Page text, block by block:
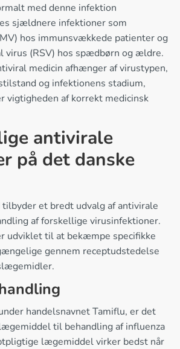
med denne infektion
sjældnere infektioner som
hos immunsvækkede patienter og
virus (RSV) hos spædbørn og ældre.
medicin afhænger af virustypen,
og infektionens stadium,
vigtigheden af korrekt medicinsk
antivirale
på det danske
tilbyder et bredt udvalg af antivirale
af forskellige virusinfektioner.
udviklet til at bekæmpe specifikke
gennem receptudstedelse
handelsnavnet Tamiflu, er det
til behandling af influenza
lægemiddel virker bedst når